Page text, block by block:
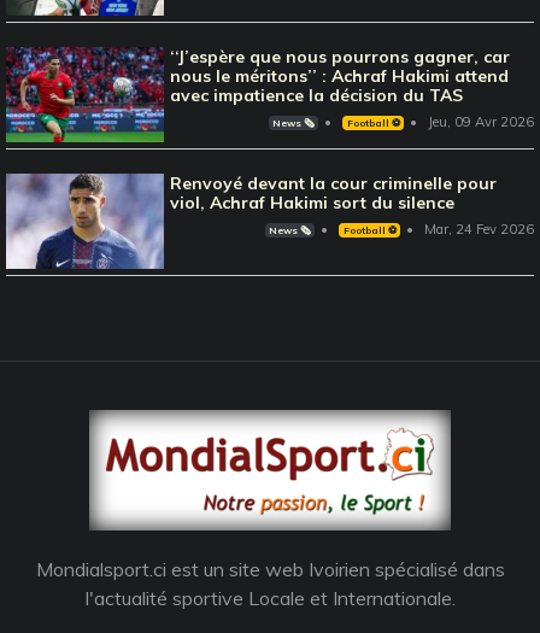
‘‘J’espère que nous pourrons gagner, car
nous le méritons’’ : Achraf Hakimi attend
avec impatience la décision du TAS
News 🗞️ Football ⚽️ Jeu, 09 Avr 2026
Renvoyé devant la cour criminelle pour
viol, Achraf Hakimi sort du silence
News 🗞️ Football ⚽️ Mar, 24 Fev 2026
Mondialsport.ci est un site web Ivoirien spécialisé dans
l'actualité sportive Locale et Internationale.